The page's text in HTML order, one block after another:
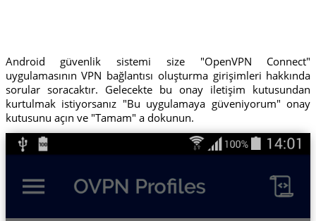
Android güvenlik sistemi size "OpenVPN Connect"
uygulamasının VPN bağlantısı oluşturma girişimleri hakkında
sorular soracaktır. Gelecekte bu onay iletişim kutusundan
kurtulmak istiyorsanız "Bu uygulamaya güveniyorum" onay
kutusunu açın ve "Tamam" a dokunun.